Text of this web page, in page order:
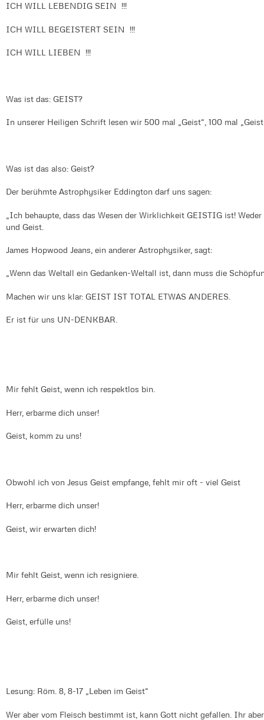
ICH WILL LEBENDIG SEIN !!!
ICH WILL BEGEISTERT SEIN !!!
ICH WILL LIEBEN !!!
Was ist das: GEIST?
In unserer Heiligen Schrift lesen wir 500 mal „Geist“, 100 mal
Was ist das also: Geist?
Der berühmte Astrophysiker Eddington darf uns sagen:
„Ich behaupte, dass das Wesen der Wirklichkeit GEISTIG ist!
und Geist.
James Hopwood Jeans, ein anderer Astrophysiker, sagt:
„Wenn das Weltall ein Gedanken-Weltall ist, dann muss die
Machen wir uns klar: GEIST IST TOTAL ETWAS ANDERES.
Er ist für uns UN-DENKBAR.
Mir fehlt Geist, wenn ich respektlos bin.
Herr, erbarme dich unser!
Geist, komm zu uns!
Obwohl ich von Jesus Geist empfange, fehlt mir oft - viel Geist
Herr, erbarme dich unser!
Geist, wir erwarten dich!
Mir fehlt Geist, wenn ich resigniere.
Herr, erbarme dich unser!
Geist, erfülle uns!
Lesung: Röm. 8, 8-17 „Leben im Geist“
Wer aber vom Fleisch bestimmt ist, kann Gott nicht gefallen. Ihr